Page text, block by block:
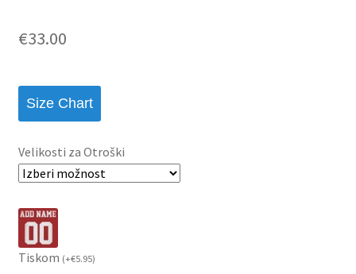
€33.00
Size Chart
Velikosti za Otroški
Tiskom (+€5.95)